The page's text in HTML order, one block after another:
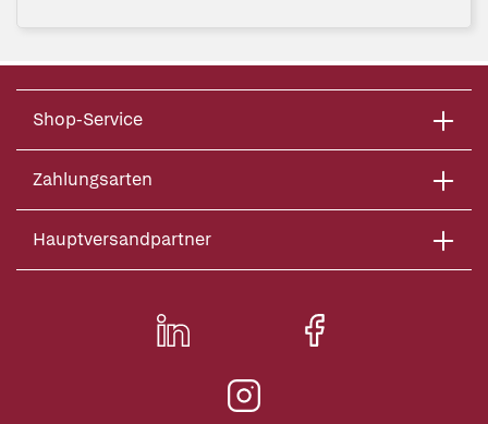
Shop-Service
Zahlungsarten
Hauptversandpartner